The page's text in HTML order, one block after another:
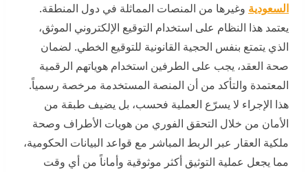
السعودية وغيرها من المنصات المماثلة في دول المنطقة.
يعتمد هذا النظام على استخدام التوقيع الإلكتروني الموثق،
الذي يتمتع بنفس الحجية القانونية للتوقيع الخطي. لضمان
صحة العقد، يجب على الطرفين استخدام هوياتهم الرقمية
المعتمدة والتأكد من أن المنصة المستخدمة مرخصة رسمياً.
هذا الإجراء لا يسرّع العملية فحسب، بل يضيف طبقة من
الأمان من خلال التحقق الفوري من هويات الأطراف وصحة
ملكية العقار عبر الربط المباشر مع قواعد البيانات الحكومية،
مما يجعل عملية التوثيق أكثر موثوقية وأماناً من أي وقت